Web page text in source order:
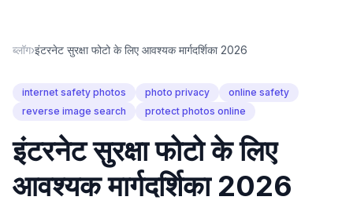
ब्लॉग›इंटरनेट सुरक्षा फोटो के लिए आवश्यक मार्गदर्शिका 2026
internet safety photos photo privacy
online safety
reverse image search
protect photos online
इंटरनेट सुरक्षा फोटो के लिए
आवश्यक मार्गदर्शिका 2026